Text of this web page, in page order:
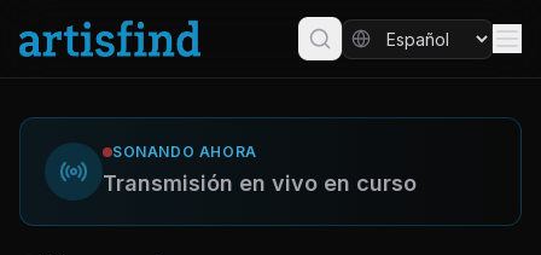
SONANDO AHORA
Transmisión en vivo en curso